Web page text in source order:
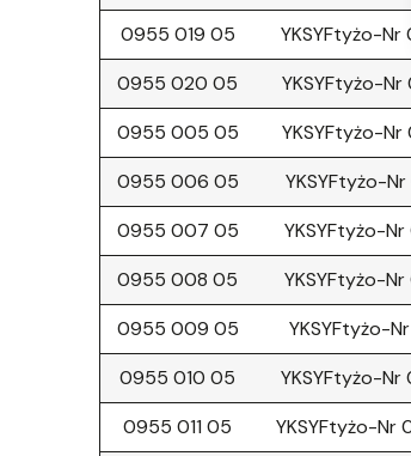
0955 019 05
YKSYFtyżo-Nr
0955 020 05
YKSYFtyżo-Nr
0955 005 05
YKSYFtyżo-Nr
0955 006 05
YKSYFtyżo-
0955 007 05
YKSYFtyżo-Nr
0955 008 05
YKSYFtyżo-Nr
0955 009 05
YKSYFtyżo-
0955 010 05
YKSYFtyżo-Nr
0955 011 05
YKSYFtyżo-Nr